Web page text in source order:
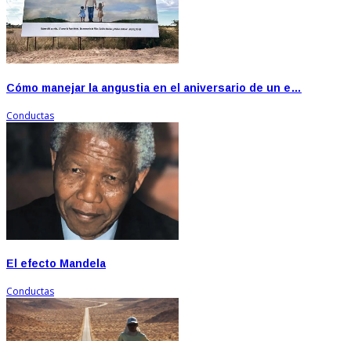
Cómo manejar la angustia en el aniversario de un e…
Conductas
El efecto Mandela
Conductas